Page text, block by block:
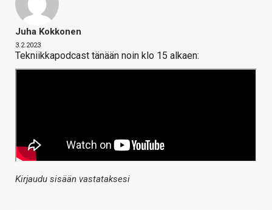
Juha Kokkonen
3.2.2023
Tekniikkapodcast tänään noin klo 15 alkaen:
Kirjaudu sisään vastataksesi